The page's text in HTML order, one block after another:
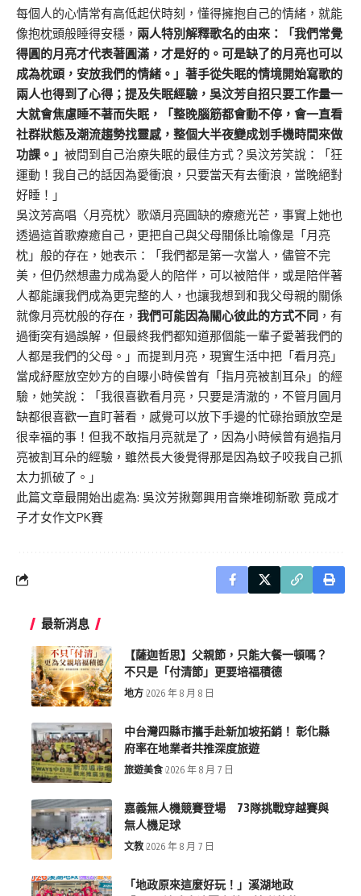
每個人的心情常有高低起伏時刻，懂得擁抱自己的情緒，就能
像抱枕頭般睡得安穩， 兩人特別解釋歌名的由來：「我們常覺
得圓的月亮才代表著圓滿，才是好的。可是缺了的月亮也可以
成為枕頭，安放我們的情緒。」著手從失眠的情境開始寫歌的
兩人也得到了心得；提及失眠經驗，吳汶芳自招只要工作量一
大就會焦慮睡不著而失眠，「整晚腦筋都會動不停，會一直看
社群狀態及潮流趨勢找靈感，整個大半夜變成划手機時間來做
功課。」 被問到自己治療失眠的最佳方式？吳汶芳笑說：「狂
運動！我自己的話因為愛衝浪，只要當天有去衝浪，當晚絕對
好睡！」
吳汶芳高唱〈月亮枕〉歌頌月亮圓缺的療癒光芒，事實上她也
透過這首歌療癒自己，更把自己與父母關係比喻像是「月亮
枕」般的存在，她表示：「我們都是第一次當人，儘管不完
美，但仍然想盡力成為愛人的陪伴，可以被陪伴，或是陪伴著
人都能讓我們成為更完整的人，也讓我想到和我父母親的關係
就像月亮枕般的存在， 我們可能因為關心彼此的方式不同 ，有
過衝突有過誤解，但最終我們都知道那個能一輩子愛著我們的
人都是我們的父母。」而提到月亮，現實生活中把「看月亮」
當成紓壓放空妙方的自曝小時侯曾有「指月亮被割耳朵」的經
驗，她笑說：「我很喜歡看月亮，只要是清澈的，不管月圓月
缺都很喜歡一直盯著看，感覺可以放下手邊的忙碌抬頭放空是
很幸福的事！但我不敢指月亮就是了，因為小時候曾有過指月
亮被割耳朵的經驗，雖然長大後覺得那是因為蚊子咬我自己抓
太力抓破了。」
此篇文章最開始出處為: 吳汶芳揪鄭興用音樂堆砌新歌 竟成才
子才女作文PK賽
最新消息
【薩迦哲思】父親節，只能大餐一頓嗎？
不只是「付清節」更要培福積德
地方 2026 年 8 月 8 日
中台灣四縣市攜手赴新加坡拓銷！ 彰化縣
府率在地業者共推深度旅遊
旅遊美食 2026 年 8 月 7 日
嘉義無人機競賽登場 73隊挑戰穿越賽與
無人機足球
文教 2026 年 8 月 7 日
「地政原來這麼好玩！」溪湖地政